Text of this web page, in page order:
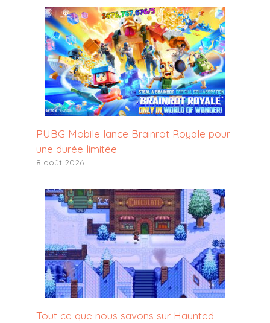
PUBG Mobile lance Brainrot Royale pour
une durée limitée
8 août 2026
Tout ce que nous savons sur Haunted